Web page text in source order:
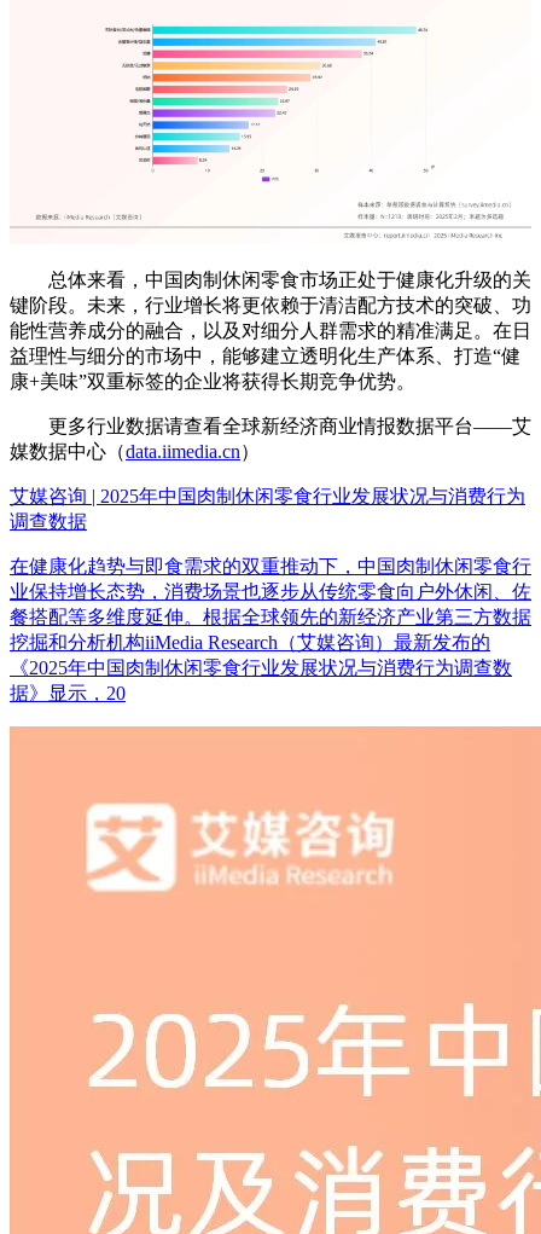
总体来看，中国肉制休闲零食市场正处于健康化升级的关
键阶段。未来，行业增长将更依赖于清洁配方技术的突破、功
能性营养成分的融合，以及对细分人群需求的精准满足。在日
益理性与细分的市场中，能够建立透明化生产体系、打造“健
康+美味”双重标签的企业将获得长期竞争优势。
更多行业数据请查看全球新经济商业情报数据平台——艾
媒数据中心（data.iimedia.cn）
艾媒咨询 | 2025年中国肉制休闲零食行业发展状况与消费行为
调查数据
在健康化趋势与即食需求的双重推动下，中国肉制休闲零食行
业保持增长态势，消费场景也逐步从传统零食向户外休闲、佐
餐搭配等多维度延伸。根据全球领先的新经济产业第三方数据
挖掘和分析机构iiMedia Research（艾媒咨询）最新发布的
《2025年中国肉制休闲零食行业发展状况与消费行为调查数
据》显示，20